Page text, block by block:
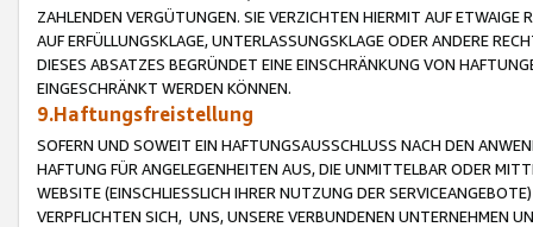
ZAHLENDEN VERGÜTUNGEN. SIE VERZICHTEN HIERMIT AUF
AUF ERFÜLLUNGSKLAGE, UNTERLASSUNGSKLAGE ODER ANDERE
DIESES ABSATZES BEGRÜNDET EINE EINSCHRÄNKUNG VON
EINGESCHRÄNKT WERDEN KÖNNEN.
9.Haftungsfreistellung
SOFERN UND SOWEIT EIN HAFTUNGSAUSSCHLUSS NACH DEN
HAFTUNG FÜR ANGELEGENHEITEN AUS, DIE UNMITTELBAR ODER
WEBSITE (EINSCHLIESSLICH IHRER NUTZUNG DER
VERPFLICHTEN SICH, UNS, UNSERE VERBUNDENEN UNTERNEHMEN